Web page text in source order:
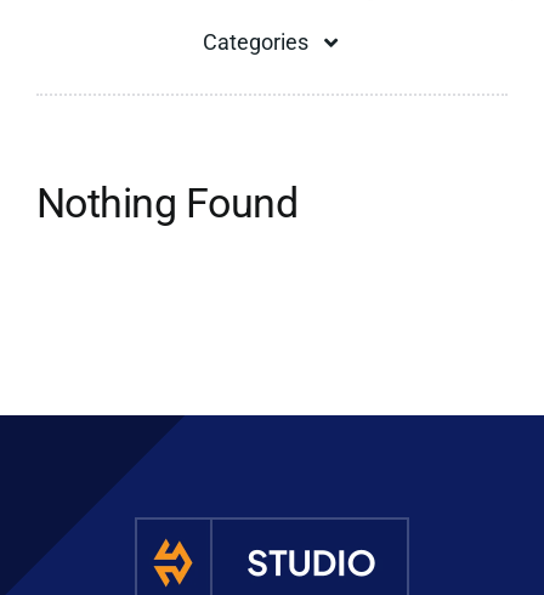
Categories
Kompensator Bellow
Nothing Found